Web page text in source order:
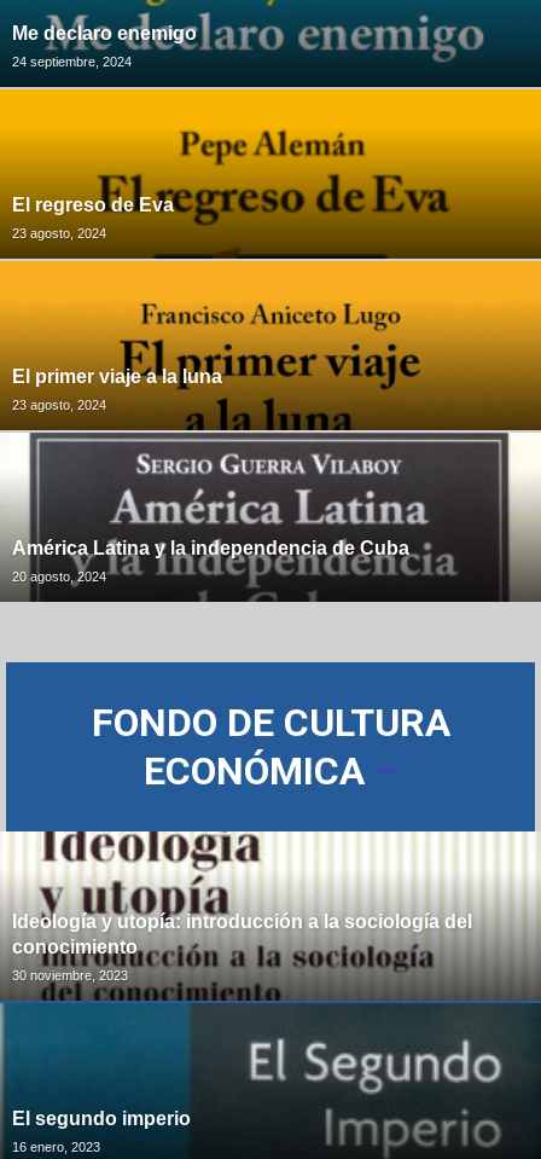
Me declaro enemigo
24 septiembre, 2024
El regreso de Eva
23 agosto, 2024
El primer viaje a la luna
23 agosto, 2024
América Latina y la independencia de Cuba
20 agosto, 2024
FONDO DE CULTURA
ECONÓMICA
Ideología y utopía: introducción a la sociología del
conocimiento
30 noviembre, 2023
El segundo imperio
16 enero, 2023